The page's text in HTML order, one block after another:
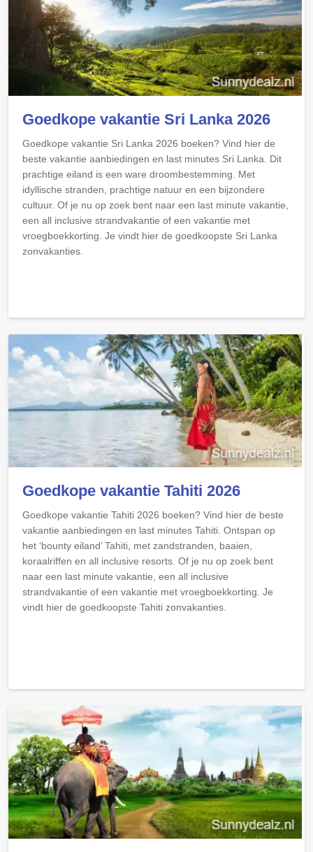
Goedkope vakantie Sri Lanka 2026
Goedkope vakantie Sri Lanka 2026 boeken? Vind hier de
beste vakantie aanbiedingen en last minutes Sri Lanka. Dit
prachtige eiland is een ware droombestemming. Met
idyllische stranden, prachtige natuur en een bijzondere
cultuur. Of je nu op zoek bent naar een last minute vakantie,
een all inclusive strandvakantie of een vakantie met
vroegboekkorting. Je vindt hier de goedkoopste Sri Lanka
zonvakanties.
Goedkope vakantie Tahiti 2026
Goedkope vakantie Tahiti 2026 boeken? Vind hier de beste
vakantie aanbiedingen en last minutes Tahiti. Ontspan op
het ‘bounty eiland’ Tahiti, met zandstranden, baaien,
koraalriffen en all inclusive resorts. Of je nu op zoek bent
naar een last minute vakantie, een all inclusive
strandvakantie of een vakantie met vroegboekkorting. Je
vindt hier de goedkoopste Tahiti zonvakanties.